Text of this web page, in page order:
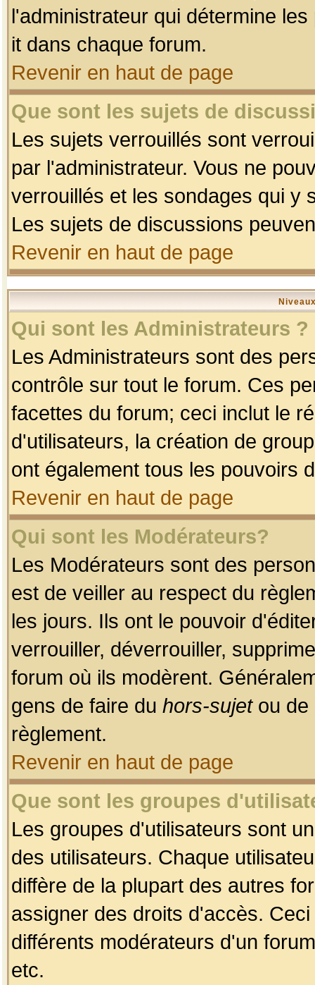
l'administrateur qui détermine
it dans chaque forum.
Revenir en haut de page
Que sont les sujets de
Les sujets verrouillés sont
par l'administrateur. Vous ne
verrouillés et les sondages qui y
Les sujets de discussions
Revenir en haut de page
Qui sont les Administrateurs ?
Les Administrateurs sont des
contrôle sur tout le forum. Ces
facettes du forum; ceci inclut le
d'utilisateurs, la création de
ont également tous les pouvoirs
Revenir en haut de page
Qui sont les Modérateurs?
Les Modérateurs sont des
est de veiller au respect du
les jours. Ils ont le pouvoir
verrouiller, déverrouiller,
forum où ils modèrent.
gens de faire du hors-sujetou de
règlement.
Revenir en haut de page
Que sont les groupes
Les groupes d'utilisateurs sont
des utilisateurs. Chaque
diffère de la plupart des autres
assigner des droits d'accès.
différents modérateurs d'un
etc.